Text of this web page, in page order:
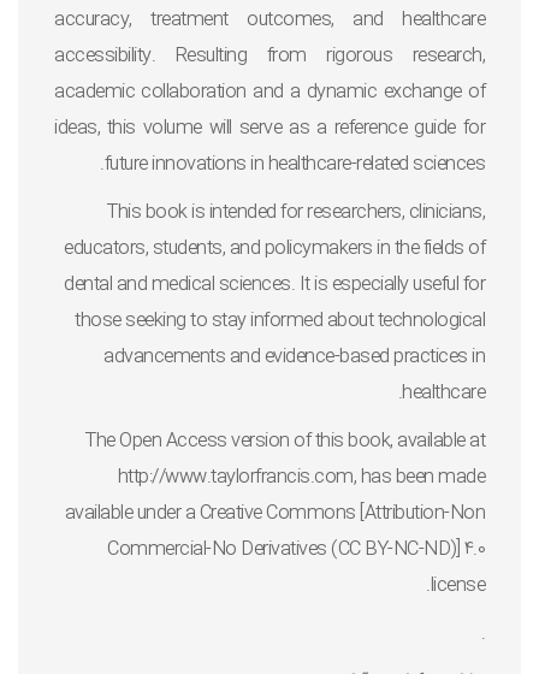
accuracy, treatment outcomes, and healthcare
accessibility. Resulting from rigorous research,
academic collaboration and a dynamic exchange of
ideas, this volume will serve as a reference guide for
future innovations in healthcare-related sciences.
This book is intended for researchers, clinicians,
educators, students, and policymakers in the fields of
dental and medical sciences. It is especially useful for
those seeking to stay informed about technological
advancements and evidence-based practices in
healthcare.
The Open Access version of this book, available at
http://www.taylorfrancis.com, has been made
available under a Creative Commons [Attribution-Non
Commercial-No Derivatives (CC BY-NC-ND)] 4.0
license.
.